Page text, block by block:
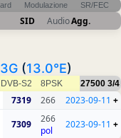
Modulazione SR/FEC
SID AudioAgg.
(13.0°E)
DVB-S2 8PSK 27500 3/4
7319 266 2023-09-11 +
7309
266
pol
2023-09-11 +